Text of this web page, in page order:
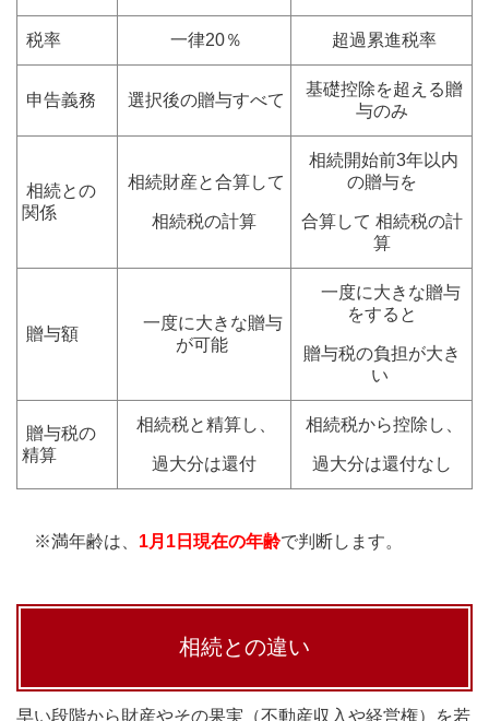
税率 一律20％ 超過累進税率
申告義務 選択後の贈与すべて
基礎控除を超える贈
与のみ
相続との
関係
相続財産と合算して
相続税の計算
相続開始前3年以内
の贈与を
合算して 相続税の計
算
贈与額
一度に大きな贈与
が可能
一度に大きな贈与
をすると
贈与税の負担が大き
い
贈与税の
精算
相続税と精算し、
過大分は還付
相続税から控除し、
過大分は還付なし
※満年齢は、 1月1日現在の年齢で判断します。
相続との違い
早い段階から財産やその果実（不動産収入や経営権）を若